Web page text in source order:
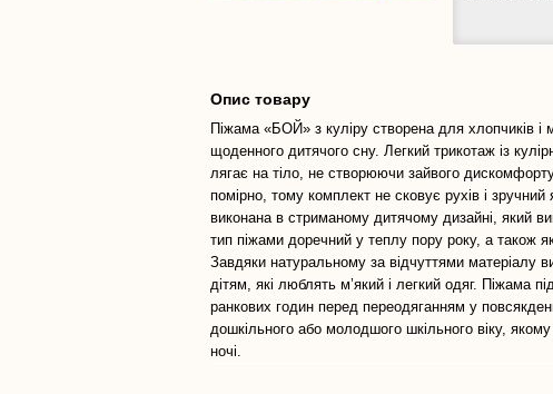
Опис товару
Піжама «БОЙ» з куліру створена для хлопчиків
щоденного дитячого сну. Легкий трикотаж із
лягає на тіло, не створюючи зайвого
помірно, тому комплект не сковує рухів і
виконана в стриманому дитячому дизайні, який
тип піжами доречний у теплу пору року, а також
Завдяки натуральному за відчуттями матеріалу
дітям, які люблять м’який і легкий одяг. Піжама
ранкових годин перед переодяганням у
дошкільного або молодшого шкільного віку,
ночі.